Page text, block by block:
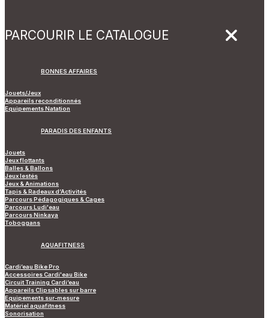
PARCOURIR LE CATALOGUE
BONNES AFFAIRES
Jouets/Jeux
Appareils reconditionnés
Equipements Natation
PARADIS DES ENFANTS
Jouets
Jeux flottants
Balles & Ballons
Jeux lestés
Jeux & Animations
Tapis & Radeaux d’Activités
Parcours Pédagogiques & Cages
Parcours Ludi'eau
Parcours Ninkaya
Toboggans
AQUAFITNESS
Cardi’eau Bike Pro
Accessoires Cardi'eau Bike
Circuit Training Cardi’eau
Appareils Clipsables sur barre
Equipements sur-mesure
Matériel aquafitness
Sonorisation